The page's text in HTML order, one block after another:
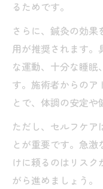
るためです。
さらに、鍼灸の効
用が推奨されます。
な運動、十分な睡眠
す。施術者からのア
とで、体調の安定や
ただし、セルフケア
とが重要です。急
けに頼るのはリスク
がら進めましょう。